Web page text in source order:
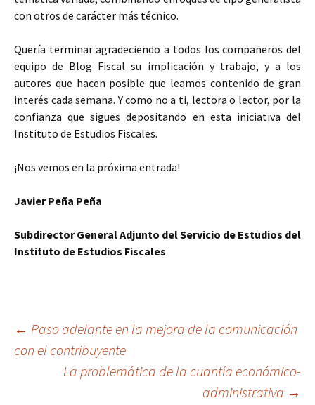
con otros de carácter más técnico.
Quería terminar agradeciendo a todos los compañeros del
equipo de Blog Fiscal su implicación y trabajo, y a los
autores que hacen posible que leamos contenido de gran
interés cada semana. Y como no a ti, lectora o lector, por la
confianza que sigues depositando en esta iniciativa del
Instituto de Estudios Fiscales.
¡Nos vemos en la próxima entrada!
Javier Peña Peña
Subdirector General Adjunto del Servicio de Estudios del
Instituto de Estudios Fiscales
Navegación
← Paso adelante en la mejora de la comunicación
con el contribuyente
La problemática de la cuantía económico-
administrativa →